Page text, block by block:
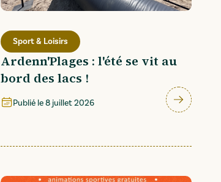
Sport & Loisirs
Ardenn'Plages : l'été se vit au
bord des lacs !
Publié le8 juillet 2026